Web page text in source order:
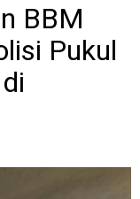
BBM
Pukul